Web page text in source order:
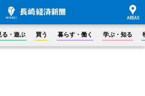
る・遊ぶ 買う 暮らす・働く 学ぶ・知る